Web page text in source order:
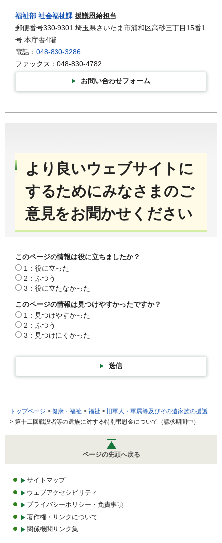
福祉部 社会福祉課 援護恩給担当
郵便番号330-9301 埼玉県さいたま市浦和区高砂三丁目15番1
号 本庁舎4階
電話： 048-830-3286
ファックス：048-830-4782
お問い合わせフォーム
より良いウェブサイトに
するためにみなさまのご
意見をお聞かせください
このページの情報は役に立ちましたか？
1：役に立った
2：ふつう
3：役に立たなかった
このページの情報は見つけやすかったですか？
1：見つけやすかった
2：ふつう
3：見つけにくかった
送信
トップページ > 健康・福祉 > 福祉 > 旧軍人・軍属等及びその遺家族の援護
> 第十二回戦没者等の遺族に対する特別弔慰金について（請求期間中）
ページの先頭へ戻る
サイトマップ
ウェブアクセシビリティ
プライバシーポリシー・免責事項
著作権・リンクについて
関係機関リンク集